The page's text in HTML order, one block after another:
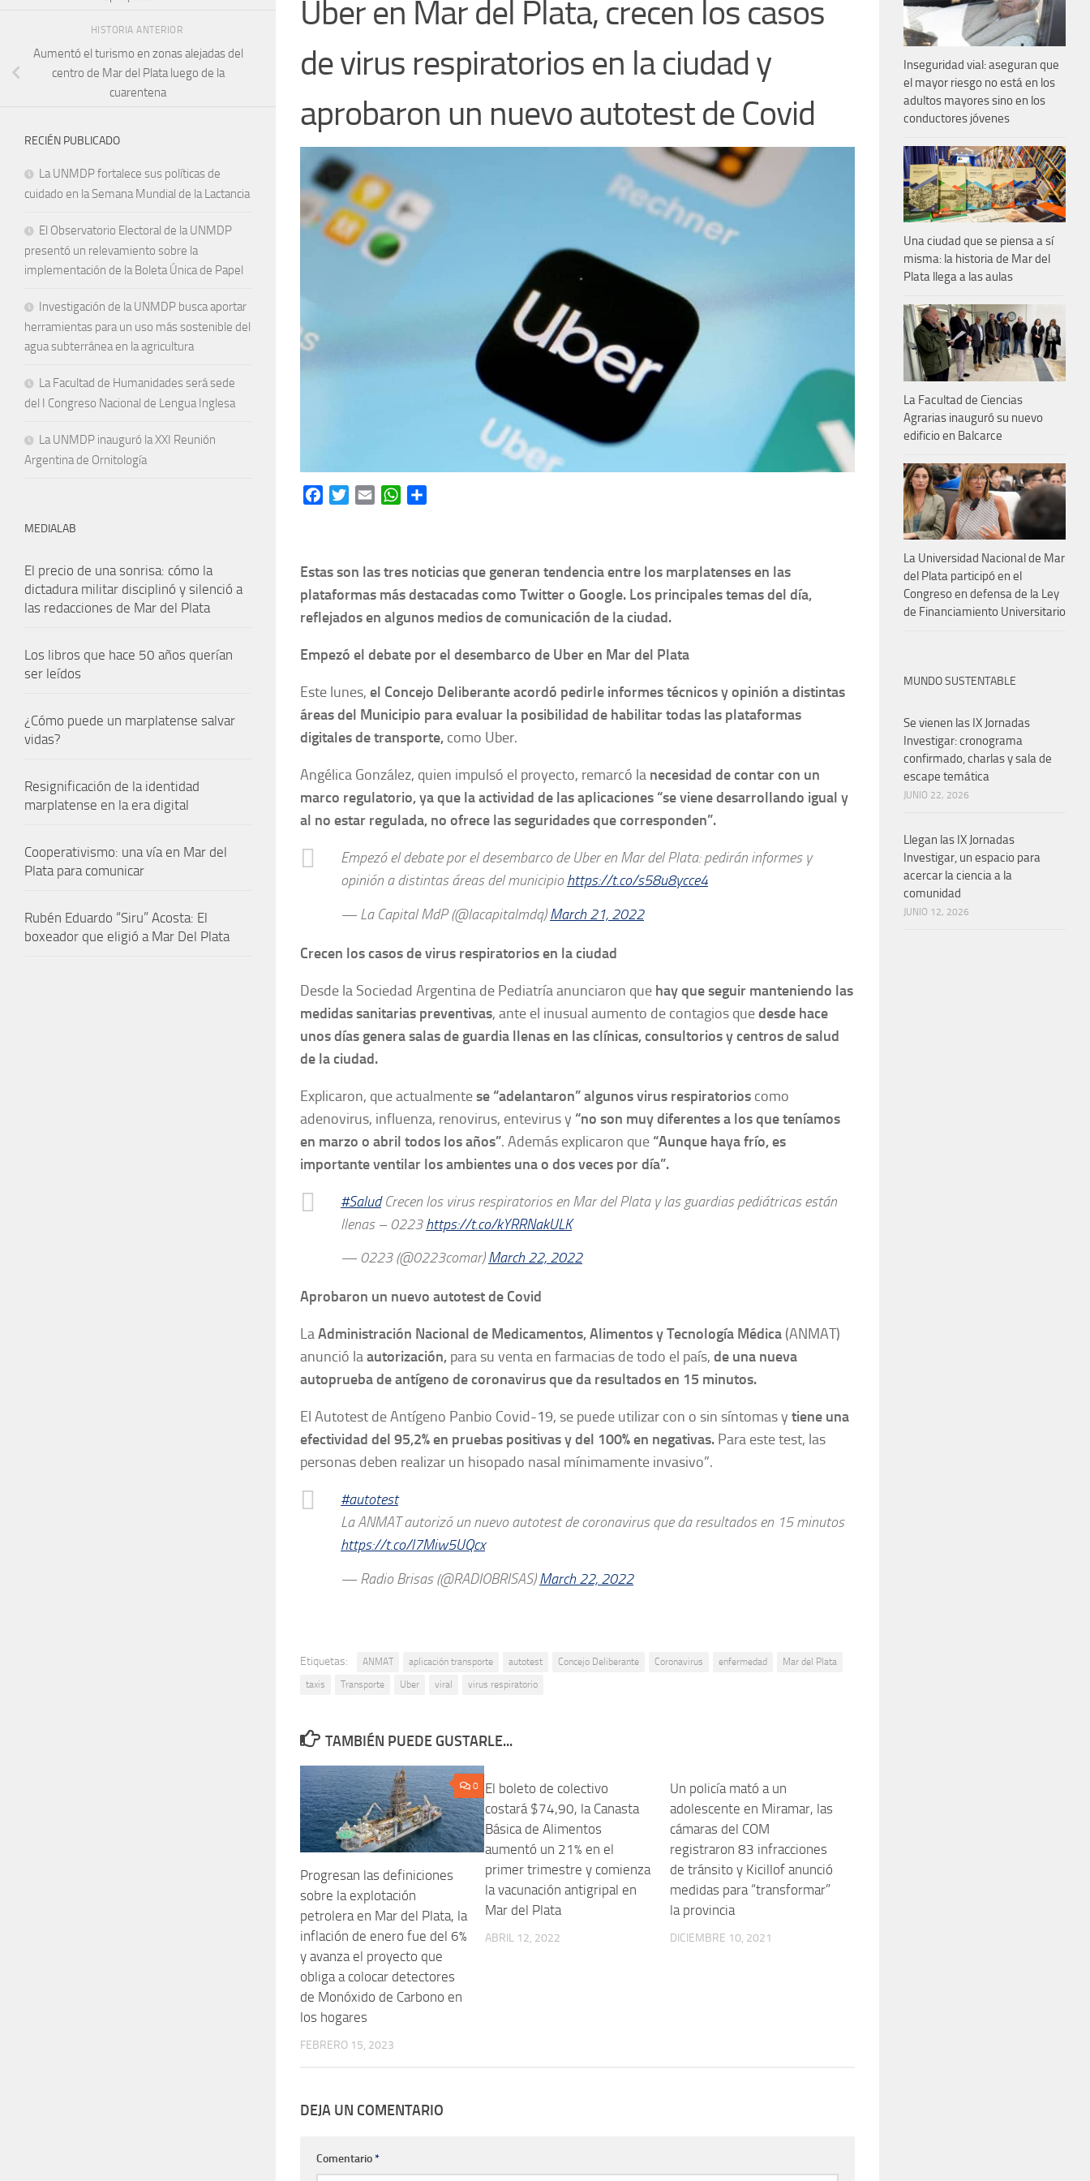
Uber en Mar del Plata, crecen los casos
de virus respiratorios en la ciudad y
aprobaron un nuevo autotest de Covid
FacebookTwitterEmail WhatsApp
Estas son las tres noticias que generan tendencia entre los marplatenses en las
plataformas más destacadas como Twitter o Google. Los principales temas del día,
reflejados en algunos medios de comunicación de la ciudad.
Empezó el debate por el desembarco de Uber en Mar del Plata
Este lunes, el Concejo Deliberante acordó pedirle informes técnicos y opinión a distintas
áreas del Municipio para evaluar la posibilidad de habilitar todas las plataformas
digitales de transporte, como Uber.
Angélica González, quien impulsó el proyecto, remarcó la necesidad de contar con un
marco regulatorio, ya que la actividad de las aplicaciones “se viene desarrollando igual y
al no estar regulada, no ofrece las seguridades que corresponden”.
Empezó el debate por el desembarco de Uber en Mar del Plata: pedirán informes y
opinión a distintas áreas del municipiohttps://t.co/s58u8ycce4
— La Capital MdP (@lacapitalmdq)March 21, 2022
Crecen los casos de virus respiratorios en la ciudad
Desde la Sociedad Argentina de Pediatría anunciaron que hay que seguir manteniendo las
medidas sanitarias preventivas, ante el inusual aumento de contagios quedesde hace
unos días genera salas de guardia llenas en las clínicas, consultorios y centros de salud
de la ciudad.
Explicaron, que actualmentese “adelantaron” algunos virus respiratorios como
adenovirus, influenza, renovirus, entevirus y “no son muy diferentes a los que teníamos
en marzo o abril todos los años”. Además explicaron que “Aunque haya frío, es
importante ventilar los ambientes una o dos veces por día”.
#SaludCrecen los virus respiratorios en Mar del Plata y las guardias pediátricas están
llenas – 0223https://t.co/kYRRNakULK
— 0223 (@0223comar)March 22, 2022
Aprobaron un nuevo autotest de Covid
LaAdministración Nacional de Medicamentos, Alimentos y Tecnología Médica (ANMAT)
anunció laautorización, para su venta en farmacias de todo el país, de una nueva
autoprueba de antígeno de coronavirus que da resultados en 15 minutos.
El Autotest de Antígeno Panbio Covid-19, se puede utilizar con o sin síntomas y tiene una
efectividad del 95,2% en pruebas positivas y del 100% en negativas. Para este test, las
personas deben realizar un hisopado nasal mínimamente invasivo”.
#autotest
La ANMAT autorizó un nuevo autotest de coronavirus que da resultados en 15 minutos
https://t.co/l7Miw5UQcx
— Radio Brisas (@RADIOBRISAS)March 22, 2022
Etiquetas: ANMAT aplicación transporte autotest Concejo Deliberante Coronavirus enfermedad
Mar del Plata
taxis
Transporte Uber viral virus respiratorio
TAMBIÉN PUEDE GUSTARLE...
0
Progresan las definiciones
sobre la explotación
petrolera en Mar del Plata, la
inflación de enero fue del 6%
y avanza el proyecto que
obliga a colocar detectores
de Monóxido de Carbono en
los hogares
FEBRERO 15, 2023
El boleto de colectivo
costará $74,90, la Canasta
Básica de Alimentos
aumentó un 21% en el
primer trimestre y comienza
la vacunación antigripal en
Mar del Plata
ABRIL 12, 2022
Un policía mató a un
adolescente en Miramar, las
cámaras del COM
registraron 83 infracciones
de tránsito y Kicillof anunció
medidas para “transformar”
la provincia
DICIEMBRE 10, 2021
DEJA UN COMENTARIO
Comentario*
HISTORIA ANTERIOR
Aumentó el turismo en zonas alejadas del
centro de Mar del Plata luego de la
cuarentena
RECIÉN PUBLICADO
La UNMDP fortalece sus políticas de
cuidado en la Semana Mundial de la Lactancia
El Observatorio Electoral de la UNMDP
presentó un relevamiento sobre la
implementación de la Boleta Única de Papel
Investigación de la UNMDP busca aportar
herramientas para un uso más sostenible del
agua subterránea en la agricultura
La Facultad de Humanidades será sede
del I Congreso Nacional de Lengua Inglesa
La UNMDP inauguró la XXI Reunión
Argentina de Ornitología
MEDIALAB
El precio de una sonrisa: cómo la
dictadura militar disciplinó y silenció a
las redacciones de Mar del Plata
Los libros que hace 50 años querían
ser leídos
¿Cómo puede un marplatense salvar
vidas?
Resignificación de la identidad
marplatense en la era digital
Cooperativismo: una vía en Mar del
Plata para comunicar
Rubén Eduardo “Siru” Acosta: El
boxeador que eligió a Mar Del Plata
Inseguridad vial: aseguran que
el mayor riesgo no está en los
adultos mayores sino en los
conductores jóvenes
Una ciudad que se piensa a sí
misma: la historia de Mar del
Plata llega a las aulas
La Facultad de Ciencias
Agrarias inauguró su nuevo
edificio en Balcarce
La Universidad Nacional de Mar
del Plata participó en el
Congreso en defensa de la Ley
de Financiamiento Universitario
MUNDO SUSTENTABLE
Se vienen las IX Jornadas
Investigar: cronograma
confirmado, charlas y sala de
escape temática
JUNIO 22, 2026
Llegan las IX Jornadas
Investigar, un espacio para
acercar la ciencia a la
comunidad
JUNIO 12, 2026